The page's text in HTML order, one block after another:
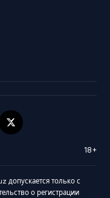
18+
допускается только с
о регистрации